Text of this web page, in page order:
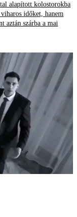
alapított kolostorokba
időket, hanem
aztán szárba a mai